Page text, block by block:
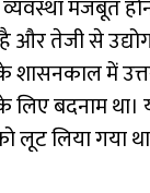
मजबूत
और तेजी से
शासनकाल में
लिए बदनाम
लूट लिया गया